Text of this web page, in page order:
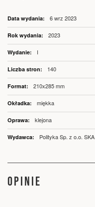
Więcej
informacji
6 wrz 2023
2023
I
140
210x285 mm
miękka
klejona
Polityka Sp. z o.o. SKA
OPINIE